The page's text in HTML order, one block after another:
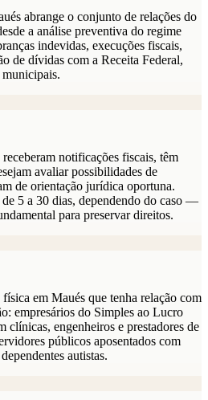
abrange o conjunto de relações do
a análise preventiva do regime
indevidas, execuções fiscais,
de dívidas com a Receita Federal,
notificações fiscais, têm
avaliar possibilidades de
de orientação jurídica oportuna.
5 a 30 dias, dependendo do caso —
para preservar direitos.
em Maués que tenha relação com
empresários do Simples ao Lucro
clínicas, engenheiros e prestadores de
públicos aposentados com
autistas.